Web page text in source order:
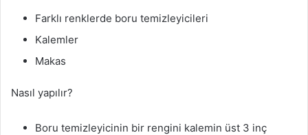
Farklı renklerde boru temizleyicileri
Kalemler
Makas
Nasıl yapılır?
Boru temizleyicinin bir rengini kalemin üst 3 inç